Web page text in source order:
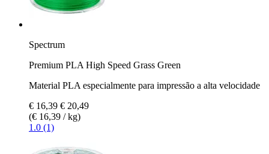
Spectrum
Premium PLA High Speed Grass Green
Material PLA especialmente para impressão a alta velocidade
€ 16,39 € 20,49
(€ 16,39 / kg)
1.0 (1)